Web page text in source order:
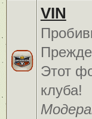
VIN
Этот
клуба!